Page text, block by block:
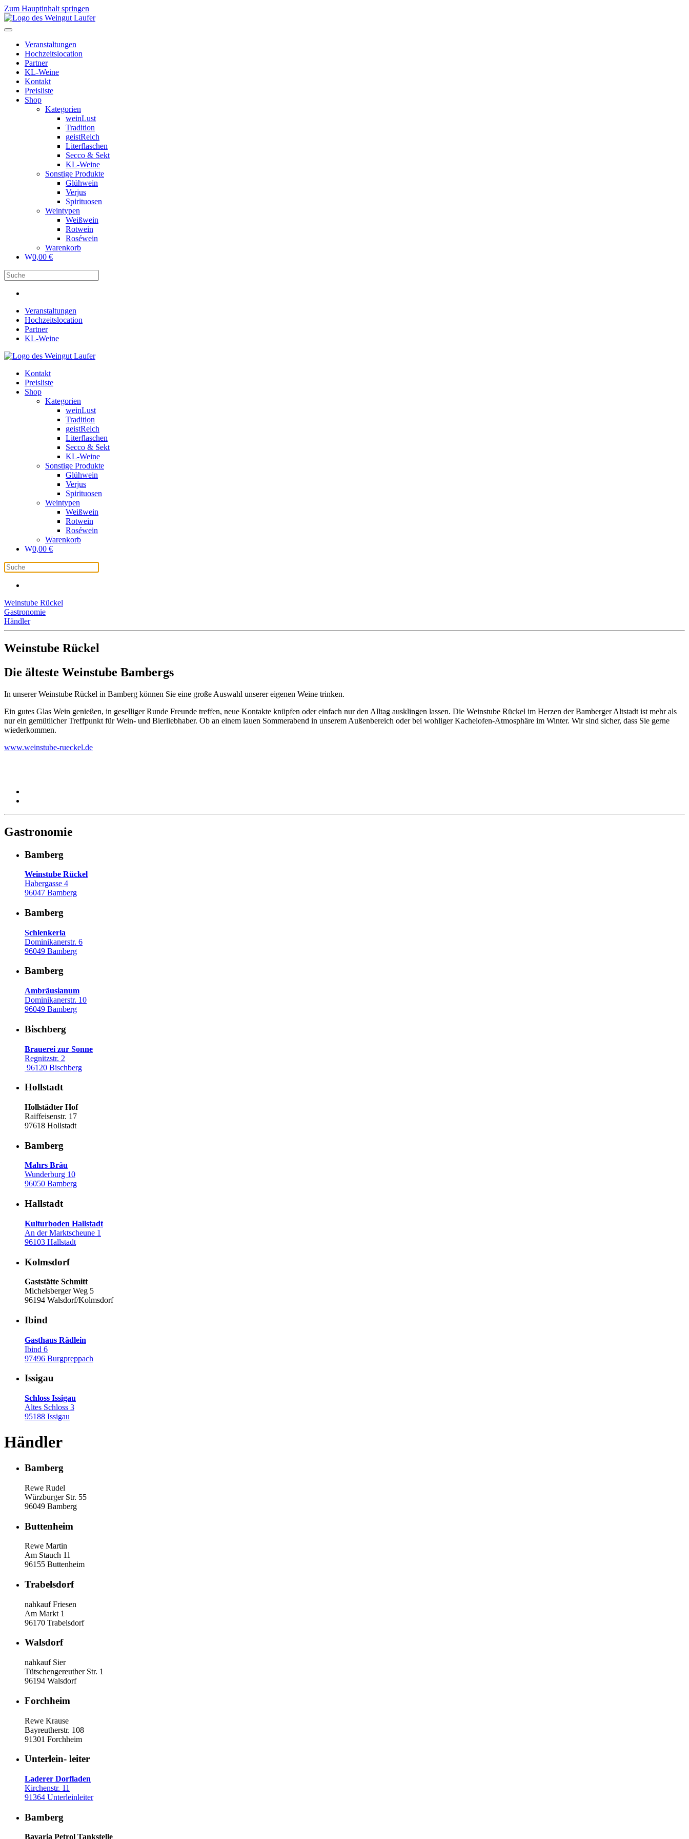
Zum Hauptinhalt springen
Veranstaltungen
Hochzeitslocation
Partner
KL-Weine
Kontakt
Preisliste
Shop
Kategorien
weinLust
Tradition
geistReich
Literflaschen
Secco & Sekt
KL-Weine
Sonstige Produkte
Glühwein
Verjus
Spirituosen
Weintypen
Weißwein
Rotwein
Roséwein
Warenkorb
0,00 €
Veranstaltungen
Hochzeitslocation
Partner
KL-Weine
Kontakt
Preisliste
Shop
Kategorien
weinLust
Tradition
geistReich
Literflaschen
Secco & Sekt
KL-Weine
Sonstige Produkte
Glühwein
Verjus
Spirituosen
Weintypen
Weißwein
Rotwein
Roséwein
Warenkorb
0,00 €
Weinstube Rückel
Gastronomie
Händler
Weinstube Rückel
Die älteste Weinstube Bambergs
In unserer Weinstube Rückel in Bamberg können Sie eine große Auswahl unserer eigenen Weine trinken.
Ein gutes Glas Wein genießen, in geselliger Runde Freunde treffen, neue Kontakte knüpfen oder einfach nur den Alltag ausklingen lassen. Die Weinstube Rückel im Herzen der Bamberger Altstadt ist mehr als
nur ein gemütlicher Treffpunkt für Wein- und Bierliebhaber. Ob an einem lauen Sommerabend in unserem Außenbereich oder bei wohliger Kachelofen-Atmosphäre im Winter. Wir sind sicher, dass Sie gerne
wiederkommen.
www.weinstube-rueckel.de
Gastronomie
Bamberg
Weinstube Rückel
Habergasse 4
96047 Bamberg
Bamberg
Schlenkerla
Dominikanerstr. 6
96049 Bamberg
Bamberg
Ambräusianum
Dominikanerstr. 10
96049 Bamberg
Bischberg
Brauerei zur Sonne
Regnitzstr. 2
96120 Bischberg
Hollstadt
Hollstädter Hof
Raiffeisenstr. 17
97618 Hollstadt
Bamberg
Mahrs Bräu
Wunderburg 10
96050 Bamberg
Hallstadt
Kulturboden Hallstadt
An der Marktscheune 1
96103 Hallstadt
Kolmsdorf
Gaststätte Schmitt
Michelsberger Weg 5
96194 Walsdorf/Kolmsdorf
Ibind
Gasthaus Rädlein
Ibind 6
97496 Burgpreppach
Issigau
Schloss Issigau
Altes Schloss 3
95188 Issigau
Händler
Bamberg
Rewe Rudel
Würzburger Str. 55
96049 Bamberg
Buttenheim
Rewe Martin
Am Stauch 11
96155 Buttenheim
Trabelsdorf
nahkauf Friesen
Am Markt 1
96170 Trabelsdorf
Walsdorf
nahkauf Sier
Tütschengereuther Str. 1
96194 Walsdorf
Forchheim
Rewe Krause
Bayreutherstr. 108
91301 Forchheim
Unterlein- leiter
Laderer Dorfladen
Kirchenstr. 11
91364 Unterleinleiter
Bamberg
Bavaria Petrol Tankstelle